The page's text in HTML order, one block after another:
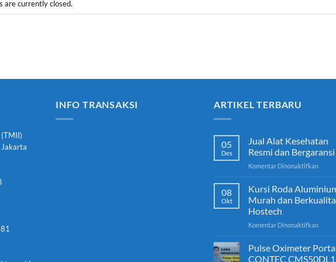
are currently closed.
(TMII)
INFO TRANSAKSI ARTIKEL TERBARU
05
Des
Jual Alat Kesehatan
Resmi dan Bergaransi
Komentar Dinonaktifkanpada
Alat
Resmi
08
Okt
Kursi Roda
Murah dan
Hostech
Komentar Dinonaktifkanpada
Roda
Pulse Oximeter
CONTEC CMS50DL1